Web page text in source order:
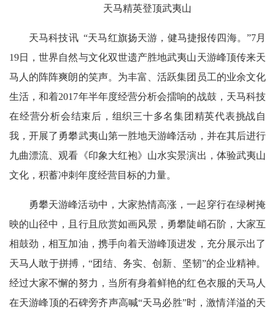
天马精英登顶武夷山
天马科技讯 “天马红旗扬天游，健马捷报传四海。”7月
19日，世界自然与文化双世遗产胜地武夷山天游峰顶传来天
马人的阵阵爽朗的笑声。为丰富、活跃集团员工的业余文化
生活，和着2017年半年度经营分析会擂响的战鼓，天马科技
在经营分析会结束后，组织三十多名集团精英代表挑战自
我，开展了勇攀武夷山第一胜地天游峰活动，并在其后进行
九曲漂流、观看《印象大红袍》山水实景演出，体验武夷山
文化，积蓄冲刺年度经营目标的力量。
勇攀天游峰活动中，大家热情高涨，一起穿行在绿树掩
映的山径中，且行且欣赏如画风景，勇攀陡峭石阶，大家互
相鼓劲，相互加油，携手向着天游峰顶进发，充分展示出了
天马人敢于拼搏，“团结、务实、创新、坚韧”的企业精神。
经过大家不懈的努力，当所有身着鲜艳的红色衣服的天马人
在天游峰顶的石碑旁齐声高喊“天马必胜”时，激情洋溢的天